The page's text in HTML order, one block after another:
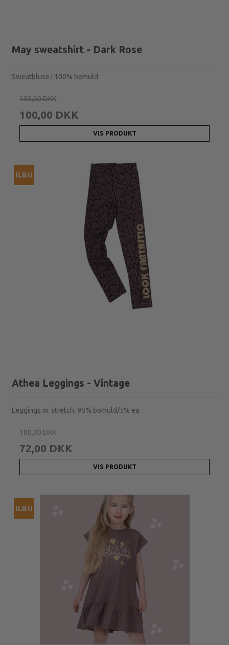
May sweatshirt - Dark Rose
Sweatbluse i 100% bomuld.
250,00 DKK
100,00 DKK
VIS PRODUKT
TILBUD
Athea Leggings - Vintage
Leggings m. stretch. 95% bomuld/5% ea.
180,00 DKK
72,00 DKK
VIS PRODUKT
TILBUD